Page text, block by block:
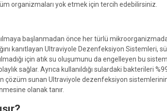
organizmaları yok etmek için tercih edebilirsiniz.
başlanmadan önce her türlü
kanıtlayan Ultraviyole Dezenfeksiyon Sistemleri,
için atık su oluşumunu da engelleyen bu
sağlar. Ayrıca kullanıldığı sulardaki bakterileri
çözüm sunan Ultraviyole dezenfeksiyon
olanak tanır.